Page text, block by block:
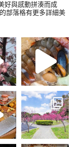
好與感動拼湊而成
部落格有更多詳細美